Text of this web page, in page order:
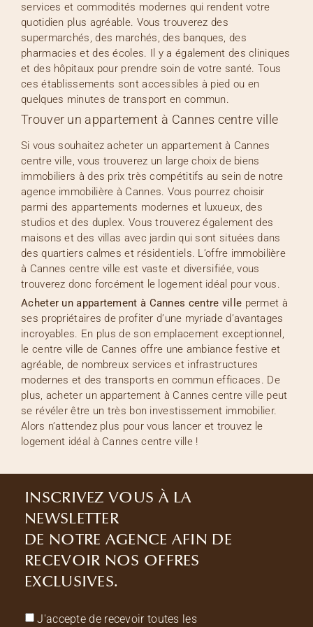
services et commodités modernes qui rendent votre
quotidien plus agréable. Vous trouverez des
supermarchés, des marchés, des banques, des
pharmacies et des écoles. Il y a également des cliniques
et des hôpitaux pour prendre soin de votre santé. Tous
ces établissements sont accessibles à pied ou en
quelques minutes de transport en commun.
Trouver un appartement à Cannes centre ville
Si vous souhaitez acheter un appartement à Cannes
centre ville, vous trouverez un large choix de biens
immobiliers à des prix très compétitifs au sein de notre
agence immobilière à Cannes. Vous pourrez choisir
parmi des appartements modernes et luxueux, des
studios et des duplex. Vous trouverez également des
maisons et des villas avec jardin qui sont situées dans
des quartiers calmes et résidentiels. L’offre immobilière
à Cannes centre ville est vaste et diversifiée, vous
trouverez donc forcément le logement idéal pour vous.
Acheter un appartement à Cannes centre ville permet à
ses propriétaires de profiter d’une myriade d’avantages
incroyables. En plus de son emplacement exceptionnel,
le centre ville de Cannes offre une ambiance festive et
agréable, de nombreux services et infrastructures
modernes et des transports en commun efficaces. De
plus, acheter un appartement à Cannes centre ville peut
se révéler être un très bon investissement immobilier.
Alors n’attendez plus pour vous lancer et trouvez le
logement idéal à Cannes centre ville !
INSCRIVEZ VOUS À LA
NEWSLETTER
DE NOTRE AGENCE AFIN DE
RECEVOIR NOS OFFRES
EXCLUSIVES.
J'accepte de recevoir toutes les